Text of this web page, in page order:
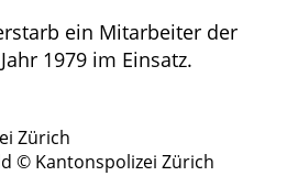
ein Mitarbeiter der
1979 im Einsatz.
Zürich
© Kantonspolizei Zürich